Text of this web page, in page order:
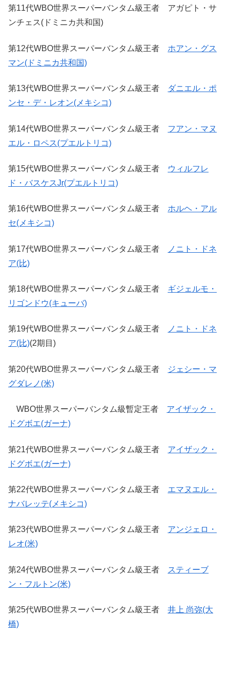
第11代WBO世界スーパーバンタム級王者 アガピト・サ
ンチェス(ドミニカ共和国)
第12代WBO世界スーパーバンタム級王者 ホアン・グス
マン(ドミニカ共和国)
第13代WBO世界スーパーバンタム級王者
ダニエル・ポ
ンセ・デ・レオン(メキシコ)
第14代WBO世界スーパーバンタム級王者 フアン・マヌ
エル・ロペス(プエルトリコ)
第15代WBO世界スーパーバンタム級王者
ウィルフレ
ド・バスケスJr(プエルトリコ)
第16代WBO世界スーパーバンタム級王者 ホルヘ・アル
セ(メキシコ)
第17代WBO世界スーパーバンタム級王者
ノニト・ドネ
ア(比)
第18代WBO世界スーパーバンタム級王者 ギジェルモ・
リゴンドウ(キューバ)
第19代WBO世界スーパーバンタム級王者
ノニト・ドネ
ア(比)(2期目)
第20代WBO世界スーパーバンタム級王者
ジェシー・マ
グダレノ(米)
WBO世界スーパーバンタム級暫定王者 アイザック・
ドグボエ(ガーナ)
第21代WBO世界スーパーバンタム級王者 アイザック・
ドグボエ(ガーナ)
第22代WBO世界スーパーバンタム級王者 エマヌエル・
ナバレッテ(メキシコ)
第23代WBO世界スーパーバンタム級王者 アンジェロ・
レオ(米)
第24代WBO世界スーパーバンタム級王者
スティーブ
ン・フルトン(米)
第25代WBO世界スーパーバンタム級王者 井上 尚弥(大
橋)